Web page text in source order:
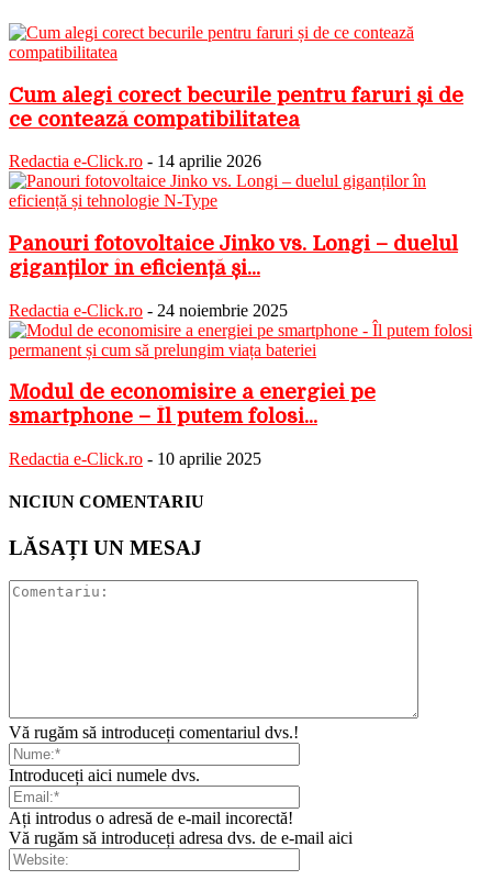
Cum alegi corect becurile pentru faruri și de
ce contează compatibilitatea
Redactia e-Click.ro - 14 aprilie 2026
Panouri fotovoltaice Jinko vs. Longi – duelul
giganților în eficiență și...
Redactia e-Click.ro - 24 noiembrie 2025
Modul de economisire a energiei pe
smartphone – Îl putem folosi...
Redactia e-Click.ro - 10 aprilie 2025
NICIUN COMENTARIU
LĂSAȚI UN MESAJ
Vă rugăm să introduceți comentariul dvs.!
Introduceți aici numele dvs.
Ați introdus o adresă de e-mail incorectă!
Vă rugăm să introduceți adresa dvs. de e-mail aici